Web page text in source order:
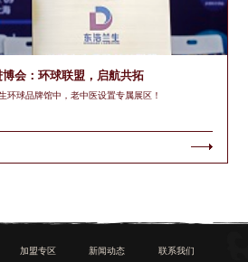
博会：环球联盟，启航共拓
环球品牌馆中，老中医设置专属展区！
加盟专区 新闻动态 联系我们